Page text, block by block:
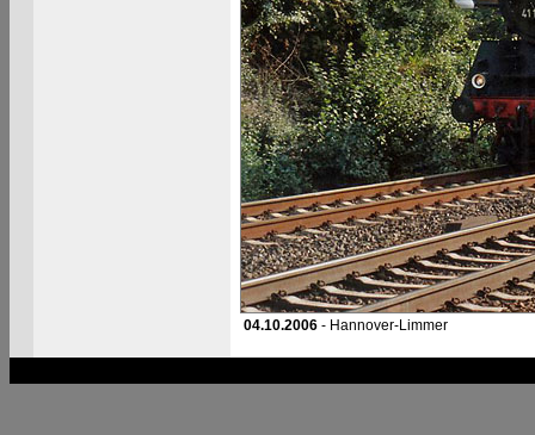
04.10.2006- Hannover-Limmer